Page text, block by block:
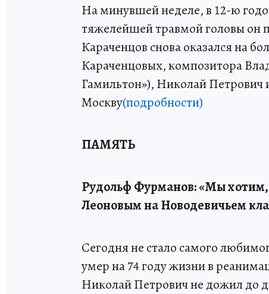
На минувшей неделе, в 12-ю
тяжелейшей травмой головы он
Караченцов снова оказался на
Караченцовых, композитора
Гамильтон»), Николай Петрович
Москву(подробности)
ПАМЯТЬ
Рудольф Фурманов: «Мы
Леоновым на Новодевичьем
Сегодня не стало самого
умер на 74 году жизни в
Николай Петрович не дожил до